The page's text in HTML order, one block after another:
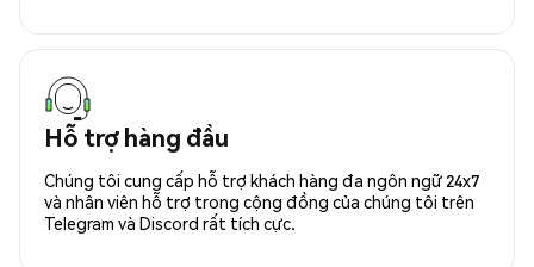
Hỗ trợ hàng đầu
Chúng tôi cung cấp hỗ trợ khách hàng đa ngôn ngữ 24x7
và nhân viên hỗ trợ trong cộng đồng của chúng tôi trên
Telegram và Discord rất tích cực.